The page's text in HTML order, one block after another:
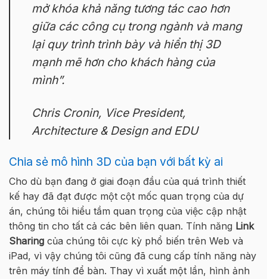
mở khóa khả năng tương tác cao hơn
giữa các công cụ trong ngành và mang
lại quy trình trình bày và hiển thị 3D
mạnh mẽ hơn cho khách hàng của
mình”.
Chris Cronin, Vice President,
Architecture & Design and EDU
Chia sẻ mô hình 3D của bạn với bất kỳ ai
Cho dù bạn đang ở giai đoạn đầu của quá trình thiết
kế hay đã đạt được một cột mốc quan trọng của dự
án, chúng tôi hiểu tầm quan trọng của việc cập nhật
thông tin cho tất cả các bên liên quan. Tính năng Link
Sharing của chúng tôi cực kỳ phổ biến trên Web và
iPad, vì vậy chúng tôi cũng đã cung cấp tính năng này
trên máy tính để bàn. Thay vì xuất một lần, hình ảnh